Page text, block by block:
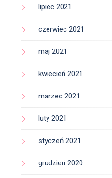
lipiec 2021
czerwiec 2021
maj 2021
kwiecień 2021
marzec 2021
luty 2021
styczeń 2021
grudzień 2020